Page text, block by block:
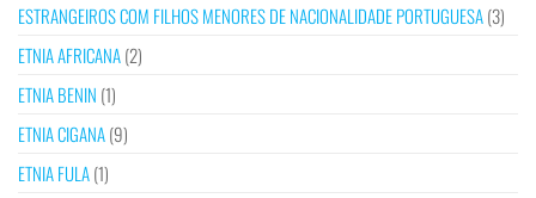
ESTRANGEIROS COM FILHOS MENORES DE NACIONALIDADE PORTUGUESA(3)
ETNIA AFRICANA(2)
ETNIA BENIN (1)
ETNIA CIGANA(9)
ETNIA FULA(1)